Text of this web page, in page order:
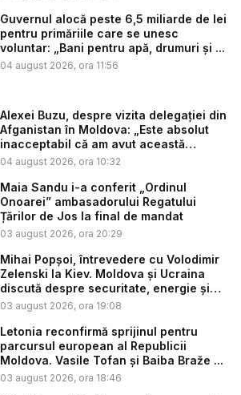
Guvernul alocă peste 6,5 miliarde de lei
pentru primăriile care se unesc
voluntar: „Bani pentru apă, drumuri și ...
04 august 2026, ora 11:56
Alexei Buzu, despre vizita delegației din
Afganistan în Moldova: „Este absolut
inacceptabil că am avut această
situaț...
04 august 2026, ora 10:32
Maia Sandu i-a conferit „Ordinul
Onoarei” ambasadorului Regatului
Țărilor de Jos la final de mandat
03 august 2026, ora 20:29
Mihai Popșoi, întrevedere cu Volodimir
Zelenski la Kiev. Moldova și Ucraina
discută despre securitate, energie și
d...
03 august 2026, ora 19:08
Letonia reconfirmă sprijinul pentru
parcursul european al Republicii
Moldova. Vasile Tofan și Baiba Braže ...
03 august 2026, ora 18:46